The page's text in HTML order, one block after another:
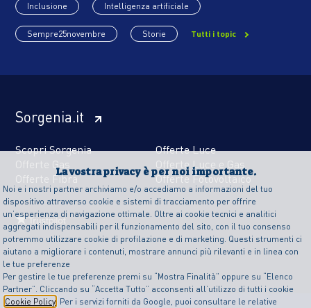
La vostra privacy è per noi importante.
Noi e i nostri partner archiviamo e/o accediamo a informazioni del tuo
dispositivo attraverso cookie e sistemi di tracciamento per offrire
un’esperienza di navigazione ottimale. Oltre ai cookie tecnici e analitici
aggregati indispensabili per il funzionamento del sito, con il tuo consenso
potremmo utilizzare cookie di profilazione e di marketing. Questi strumenti ci
aiutano a migliorare i contenuti, mostrare annunci più rilevanti e in linea con
le tue preferenze
Per gestire le tue preferenze premi su “Mostra Finalità” oppure su “Elenco
Partner”. Cliccando su “Accetta Tutto” acconsenti all’utilizzo di tutti i cookie
Cookie Policy . Per i servizi forniti da Google, puoi consultare le relative
Inclusione Intelligenza artificiale
Sempre25novembre Storie Tutti i topic
Sorgenia.it
Scopri Sorgenia
Offerte Luce
Offerte Gas
Offerte Luce e Gas
Offerte Fibra
Offerte Fotovoltaico